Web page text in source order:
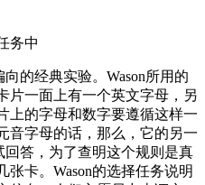
务中
的经典实验。Wason所用的
片一面上有一个英文字母，另
上的字母和数字要遵循这样一
音字母的话，那么，它的另一
回答，为了查明这个规则是真
卡。Wason的选择任务说明